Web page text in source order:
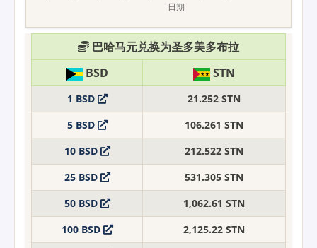
巴哈马元兑换为圣多美多布拉
BSD
STN
1 BSD
21.252 STN
5 BSD
106.261 STN
10 BSD
212.522 STN
25 BSD
531.305 STN
50 BSD
1,062.61 STN
100 BSD
2,125.22 STN